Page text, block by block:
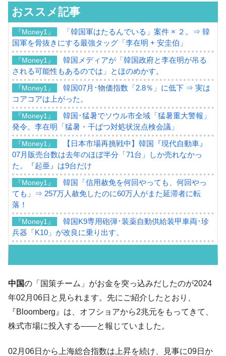
おススメ記事
『Money1』
「韓国軍はたるんでいる」案件 × ２。⇒ 韓
国軍を骨抜きにする最強タッグ「李在明 + 安圭伯」
『Money1』
韓国メディアが「韓国政府と李在明が吊る
される可能性もあるのでは」とほのめかす。
『Money1』
韓国07月･物価指数「2.8％」に低下 ⇒ 実は
コアコアは上がった。
『Money1』
韓国･猛暑でソウル市全域「猛暑重大警報」
発令。李在明「猛暑・干ばつ対処状況点検会議」
『Money1』
【日本市場再挑戦中】韓国『現代自動車』
07月販売台数は去年のほぼ半分「71台」しか売れなかっ
た。『起亜』は9台だけ
『Money1』
韓国「信用赦免を何回やっても、何回やっ
ても」⇒ 257万人赦免したのに60万人がまた延滞者に転
落！
『Money1』
韓国K9専用砲弾･装薬自動供給装甲車両･珍
兵器「K10」が改良に乗り出す。
『Money1』
韓国･李在明「青年層の雇用状況が悪い。せ
や、若者に起業させよう」⇒ どんな雇用対策だソレ。
ル。外平債の発行「19.4億ドル」
韓国「ここは北朝鮮なのか。選管がサーバ
中国の「国策チーム」がお金を突っ込みだしたのが2024
年02月06日と見られます。先にご紹介したとおり、
『Bloomberg』は、オフショアから2兆元をもってきて、
株式市場に投入する――と報じていました。
02月06日から上海総合指数は上昇を続け、見事に09日か